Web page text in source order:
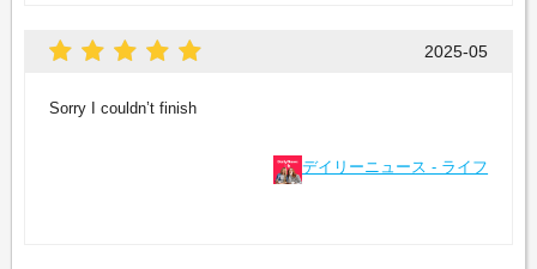
2025-05
Sorry I couldn’t finish
デイリーニュース - ライフ